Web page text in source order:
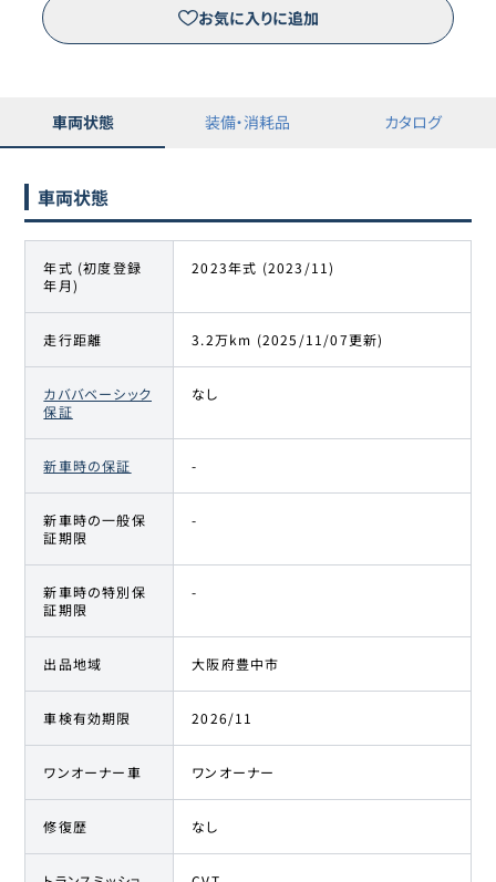
お気に入りに追加
車両状態 装備・消耗品 カタログ
車両状態
年式 (初度登録
年月)
2023年式 (2023/11)
走行距離 3.2万km (2025/11/07更新)
カババベーシック
保証
なし
新車時の保証 -
新車時の一般保
証期限
-
新車時の特別保
証期限
-
出品地域 大阪府豊中市
車検有効期限 2026/11
ワンオーナー車 ワンオーナー
修復歴 なし